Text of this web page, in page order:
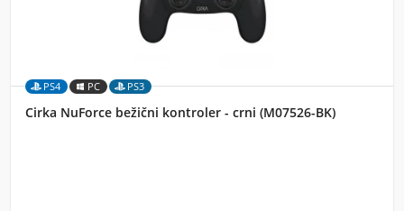
PS4 PC PS3
Cirka NuForce bežični kontroler - crni (M07526-BK)